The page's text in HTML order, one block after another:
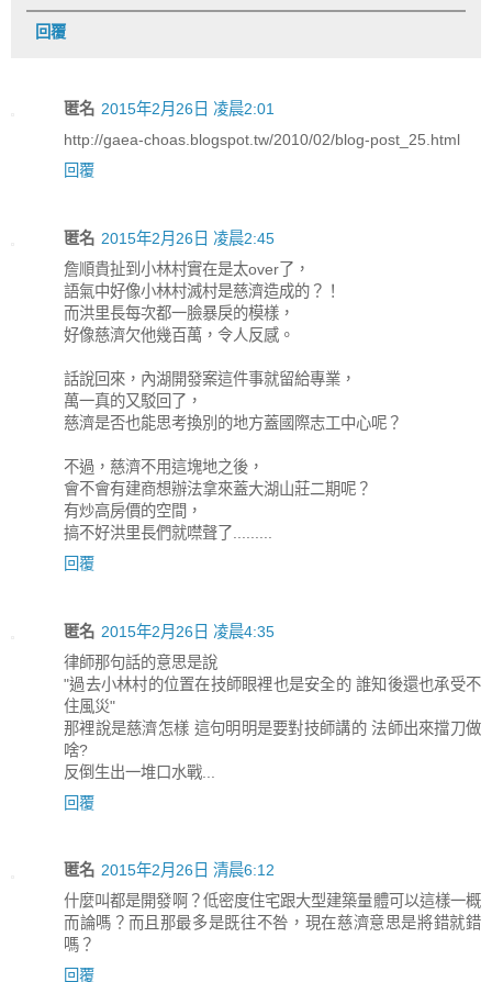
回覆
匿名 2015年2月26日 凌晨2:01
http://gaea-choas.blogspot.tw/2010/02/blog-post_25.html
回覆
匿名 2015年2月26日 凌晨2:45
詹順貴扯到小林村實在是太over了，
語氣中好像小林村滅村是慈濟造成的？！
而洪里長每次都一臉暴戾的模樣，
好像慈濟欠他幾百萬，令人反感。
話說回來，內湖開發案這件事就留給專業，
萬一真的又駁回了，
慈濟是否也能思考換別的地方蓋國際志工中心呢？
不過，慈濟不用這塊地之後，
會不會有建商想辦法拿來蓋大湖山莊二期呢？
有炒高房價的空間，
搞不好洪里長們就噤聲了.........
回覆
匿名 2015年2月26日 凌晨4:35
律師那句話的意思是說
"過去小林村的位置在技師眼裡也是安全的 誰知後還也承受不
住風災"
那裡說是慈濟怎樣 這句明明是要對技師講的 法師出來擋刀做
啥?
反倒生出一堆口水戰...
回覆
匿名 2015年2月26日 清晨6:12
什麼叫都是開發啊？低密度住宅跟大型建築量體可以這樣一概
而論嗎？而且那最多是既往不咎，現在慈濟意思是將錯就錯
嗎？
回覆